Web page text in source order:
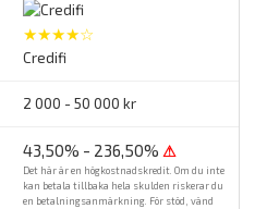
★★★★☆
Credifi
2 000 - 50 000 kr
43,50% - 236,50% ⚠
Det här är en högkostnadskredit. Om du inte
kan betala tillbaka hela skulden riskerar du
en betalningsanmärkning. För stöd, vänd